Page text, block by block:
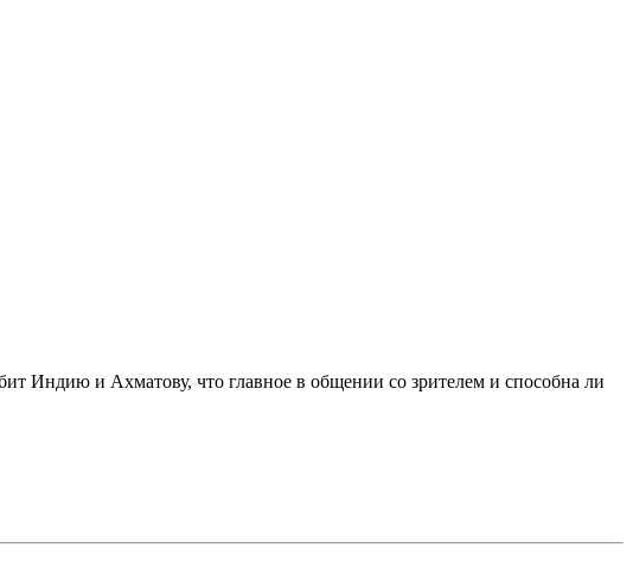
Индию и Ахматову, что главное в общении со зрителем и способна ли